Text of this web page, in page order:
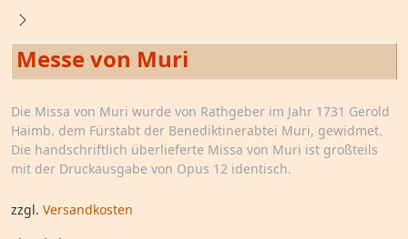
Messe von Muri
Die Missa von Muri wurde von Rathgeber im Jahr 1731 Gerold
Haimb. dem Fürstabt der Benediktinerabtei Muri, gewidmet.
Die handschriftlich überlieferte Missa von Muri ist großteils
mit der Druckausgabe von Opus 12 identisch.
zzgl. Versandkosten